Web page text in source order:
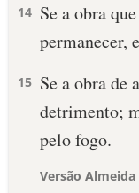
14 Se a obra
permanecer,
15 Se a obra de
detrimento;
pelo fogo.
Versão